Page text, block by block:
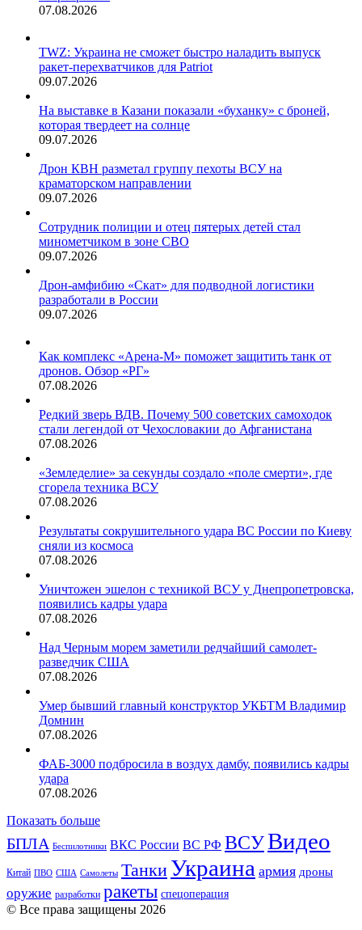
07.08.2026
TWZ: Украина не сможет быстро наладить выпуск
ракет-перехватчиков для Patriot
09.07.2026
На выставке в Казани показали «буханку» с броней,
которая твердеет на солнце
09.07.2026
Дрон КВН разметал группу пехоты ВСУ на
краматорском направлении
09.07.2026
Сотрудник полиции и отец пятерых детей стал
минометчиком в зоне СВО
09.07.2026
Дрон-амфибию «Скат» для подводной логистики
разработали в России
09.07.2026
Как комплекс «Арена-М» поможет защитить танк от
дронов. Обзор «РГ»
07.08.2026
Редкий зверь ВДВ. Почему 500 советских самоходок
стали легендой от Чехословакии до Афганистана
07.08.2026
«Земледелие» за секунды создало «поле смерти», где
сгорела техника ВСУ
07.08.2026
Результаты сокрушительного удара ВС России по Киеву
сняли из космоса
07.08.2026
Уничтожен эшелон с техникой ВСУ у Днепропетровска,
появились кадры удара
07.08.2026
Над Черным морем заметили редчайший самолет-
разведчик США
07.08.2026
Умер бывший главный конструктор УКБТМ Владимир
Домнин
07.08.2026
ФАБ-3000 подбросила в воздух дамбу, появились кадры
удара
07.08.2026
Показать больше
БПЛА Беспилотники ВКС России ВС РФ ВСУВидео
Китай ПВО США Самолеты Танки Украина армия дроны
оружие разработки ракеты спецоперация
© Все права защищены 2026